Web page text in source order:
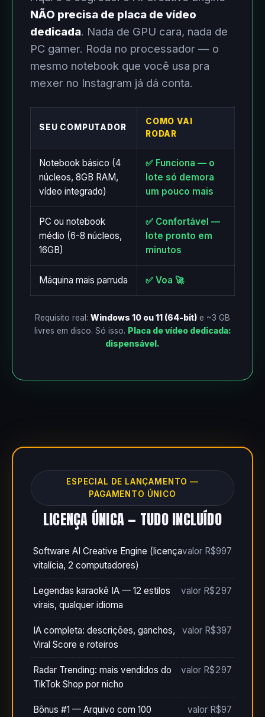
NÃO precisa de placa de vídeo
dedicada. Nada de GPU cara, nada de
PC gamer. Roda no processador — o
mesmo notebook que você usa pra
mexer no Instagram já dá conta.
SEU COMPUTADOR
COMO VAI
RODAR
Notebook básico (4
núcleos, 8GB RAM,
vídeo integrado)
✅ Funciona — o
lote só demora
um pouco mais
PC ou notebook
médio (6-8 núcleos,
16GB)
✅ Confortável —
lote pronto em
minutos
Máquina mais parruda ✅ Voa 🚀
Requisito real: Windows 10 ou 11 (64-bit) e ~3 GB
livres em disco. Só isso. Placa de vídeo dedicada:
dispensável.
ESPECIAL DE LANÇAMENTO —
PAGAMENTO ÚNICO
LICENÇA ÚNICA — TUDO INCLUÍDO
Software AI Creative Engine (licença
vitalícia, 2 computadores)
valor R$997
Legendas karaokê IA — 12 estilos
virais, qualquer idioma
valor R$297
IA completa: descrições, ganchos,
Viral Score e roteiros
valor R$397
Radar Trending: mais vendidos do
TikTok Shop por nicho
valor R$297
Bônus #1 — Arquivo com 100 valor R$97